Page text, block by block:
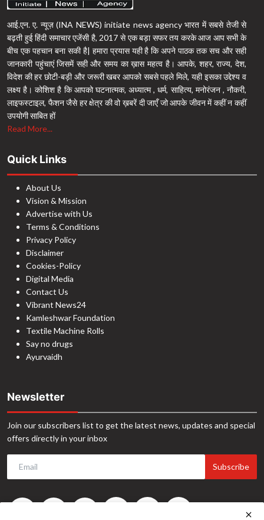
आई.एन. ए. न्यूज़ (INA NEWS) initiate news agency भारत में सबसे तेजी से
बढ़ती हुई हिंदी समाचार एजेंसी है, 2017 से एक बड़ा सफर तय करके आज आप सभी के
बीच एक पहचान बना सकी है| हमारा प्रयास यही है कि अपने पाठक तक सच और सही
जानकारी पहुंचाएं जिसमें सही और समय का ख़ास महत्व है। आपके, शहर, राज्य, देश,
विदेश की हर छोटी-बड़ी और जरूरी खबर आपको सबसे पहले मिले, यही इसका उद्देश्य व
लक्ष्य है। कोशिश है कि आपको घटनात्मक, अध्यात्म , धर्म, साहित्य, मनोरंजन , नौकरी,
लाइफस्टाइल, फैशन जैसे हर क्षेत्र की वो ख़बरें दी जाएँ जो आपके जीवन में कहीं न कहीं
उपयोगी साबित हों
Read More...
Quick Links
About Us
Vision & Mission
Advertise with Us
Terms & Conditions
Privacy Policy
Disclaimer
Cookies-Policy
Digital Media
Contact Us
Vibrant News24
Kamleshwar Foundation
Textile Machine Rolls
Say no drugs
Ayurvaidh
Newsletter
Join our subscribers list to get the latest news, updates and special
offers directly in your inbox
Subscribe